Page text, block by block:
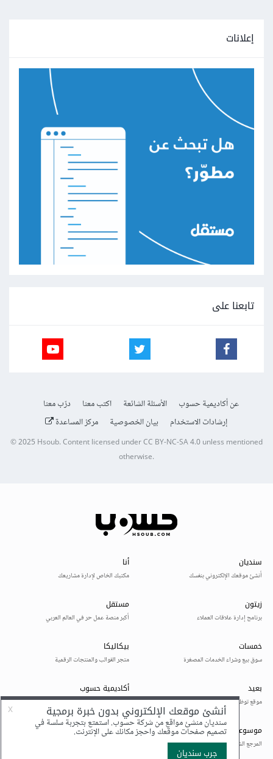
إعلانات
تابعنا على
عن أكاديمية حسوب الأسئلة الشائعة اكتب معنا
درّب معنا
إرشادات الاستخدام
بيان الخصوصية مركز المساعدة
© 2025Hsoub.Content licensed underCC BY-NC-SA 4.0unless mentioned
otherwise.